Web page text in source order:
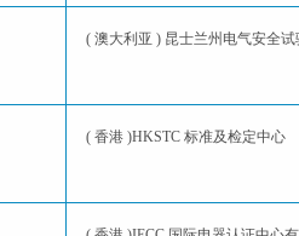
( 澳大利亚 ) 昆士兰州电气安全试
( 香港 )HKSTC 标准及检定中心